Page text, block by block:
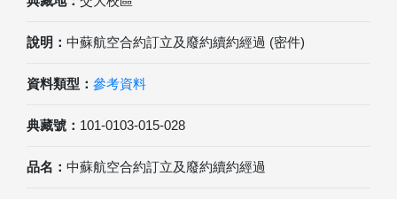
說明： 中蘇航空合約訂立及廢約續約經過 (密件)
資料類型： 參考資料
典藏號： 101-0103-015-028
品名： 中蘇航空合約訂立及廢約續約經過